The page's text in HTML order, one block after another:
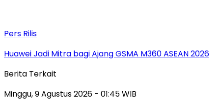
Pers Rilis
Huawei Jadi Mitra bagi Ajang GSMA M360 ASEAN 2026
Berita Terkait
Minggu, 9 Agustus 2026 - 01:45 WIB